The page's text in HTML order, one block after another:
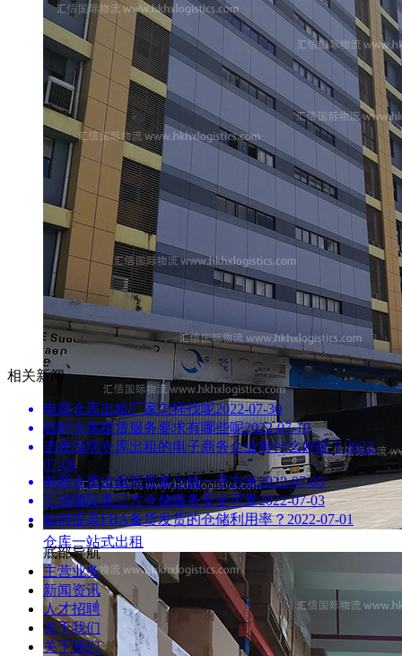
仓库一站式出租
相关新闻
电商仓库出租厂家怎样找呢2022-07-30
临时仓库租赁服务要求有哪些呢2022-07-10
选择深圳仓库出租的电子商务企业有什么好处？2022-
07-08
电商仓库出租托管多少钱一平方米2022-07-05
汇信国际第三方仓储服务安全可靠2022-07-03
如何提高FBA备货发货的仓储利用率？2022-07-01
底部导航
主营业务
新闻资讯
人才招聘
关于我们
关于我们